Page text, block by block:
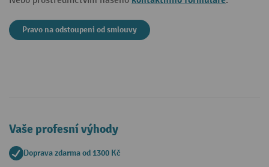
Pravo na odstoupeni od smlouvy
Vaše profesní výhody
Doprava zdarma od 1300 Kč